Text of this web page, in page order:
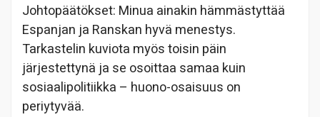
Johtopäätökset: Minua ainakin hämmästyttää
Espanjan ja Ranskan hyvä menestys.
Tarkastelin kuviota myös toisin päin
järjestettynä ja se osoittaa samaa kuin
sosiaalipolitiikka – huono-osaisuus on
periytyvää.